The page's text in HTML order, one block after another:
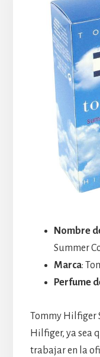
Nombre
Summer
Marca:
Perfume
Tommy Hilfiger
Hilfiger, ya sea
trabajar en la